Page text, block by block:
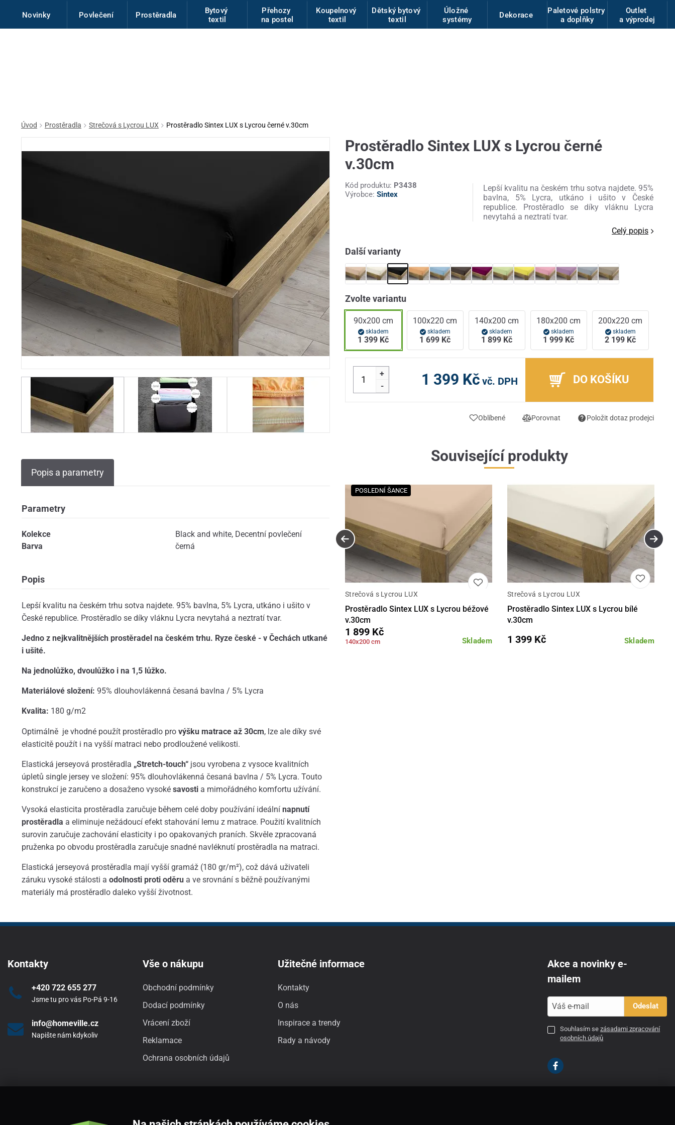
Novinky Povlečení Prostěradla
Bytový
textil
Přehozy
na postel
Koupelnový
textil
Dětský bytový
textil
Úložné
systémy
Dekorace
Paletové polstry
a doplňky
Outlet
a výprodej
Úvod Prostěradla Strečová s Lycrou LUX Prostěradlo Sintex LUX s Lycrou černé v.30cm
Popis a parametry
Parametry
Kolekce Black and white, Decentní povlečení
Barva
černá
Popis
Lepší kvalitu na českém trhu sotva najdete. 95% bavlna, 5% Lycra, utkáno i ušito v
České republice. Prostěradlo se díky vláknu Lycra nevytahá a neztratí tvar.
Jedno z nejkvalitnějších prostěradel na českém trhu. Ryze české - v Čechách utkané
i ušité.
Na jednolůžko, dvoulůžko i na 1,5 lůžko.
Materiálové složení: 95% dlouhovlákenná česaná bavlna / 5% Lycra
Kvalita: 180 g/m2
Optimálně je vhodné použít prostěradlo pro výšku matrace až 30cm, lze ale díky své
elasticitě použít i na vyšší matraci nebo prodloužené velikosti.
Elastická jerseyová prostěradla „Stretch-touch“jsou vyrobena z vysoce kvalitních
úpletů single jersey ve složení: 95% dlouhovlákenná česaná bavlna / 5% Lycra. Touto
konstrukcí je zaručeno a dosaženo vysoké savostia mimořádného komfortu užívání.
Vysoká elasticita prostěradla zaručuje během celé doby používání ideální napnutí
prostěradla a eliminuje nežádoucí efekt stahování lemu z matrace. Použití kvalitních
surovin zaručuje zachování elasticity i po opakovaných praních. Skvěle zpracovaná
pruženka po obvodu prostěradla zaručuje snadné navléknutí prostěradla na matraci.
Elastická jerseyová prostěradla mají vyšší gramáž (180 gr/m²), což dává uživateli
záruku vysoké stálosti a odolnosti proti oděrua ve srovnání s běžně používanými
materiály má prostěradlo daleko vyšší životnost.
Prostěradlo Sintex LUX s Lycrou černé
v.30cm
Kód produktu: P3438
Výrobce: Sintex
Lepší kvalitu na českém trhu sotva najdete. 95%
bavlna, 5% Lycra, utkáno i ušito v České
republice. Prostěradlo se díky vláknu Lycra
nevytahá a neztratí tvar.
Celý popis
Další varianty
Zvolte variantu
90x200 cm
skladem
1 399 Kč
100x220 cm
skladem
1 699 Kč
140x200 cm
skladem
1 899 Kč
180x200 cm
skladem
1 999 Kč
200x220 cm
skladem
2 199 Kč
+
-
1 399 Kč vč. DPH DO KOŠÍKU
Oblíbené Porovnat Položit dotaz prodejci
Související produkty
POSLEDNÍ ŠANCE
Strečová s Lycrou LUX
Prostěradlo Sintex LUX s Lycrou béžové
v.30cm
Skladem
1 899 Kč
140x200 cm
Strečová s Lycrou LUX
Prostěradlo Sintex LUX s Lycrou bílé
v.30cm
Skladem
1 399 Kč
Kontakty
+420 722 655 277
Jsme tu pro vás Po-Pá 9-16
info@homeville.cz
Napište nám kdykoliv
Vše o nákupu
Obchodní podmínky
Dodací podmínky
Vrácení zboží
Reklamace
Ochrana osobních údajů
Užitečné informace
Kontakty
O nás
Inspirace a trendy
Rady a návody
Akce a novinky e-
mailem
Odeslat
Souhlasím sezásadami zpracování
osobních údajů